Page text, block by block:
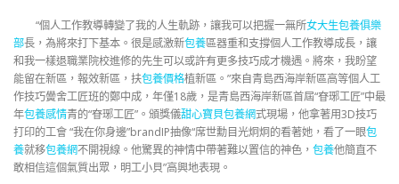
“個人工作教導轉變了我的人生軌跡，讓我可以把握一無所女大生包養俱樂
部長，為將來打下基本。很是感激新包養區器重和支撐個人工作教導成長，讓
和我一樣退職業院校進修的先生可以或許有更多技巧成才機遇。將來，我盼望
能留在新區，報效新區，扶包養價格植新區。”來自青島西海岸新區高等個人工
作技巧黌舍工匠班的鄭中成，年僅18歲，是青島西海岸新區首屆“眘琊工匠”中最
年包養感情青的“眘琊工匠”。頒獎儀甜心寶貝包養網式現場，他拿著用3D技巧
打印的工會 “我在你身邊”brandIP抽像“席世勳目光炯炯的看著她，看了一眼包
養就移包養網不開視線。他驚異的神情中帶著難以置信的神色， 包養他簡直不
敢相信這個氣質出眾，明工小貝”高興地表現。